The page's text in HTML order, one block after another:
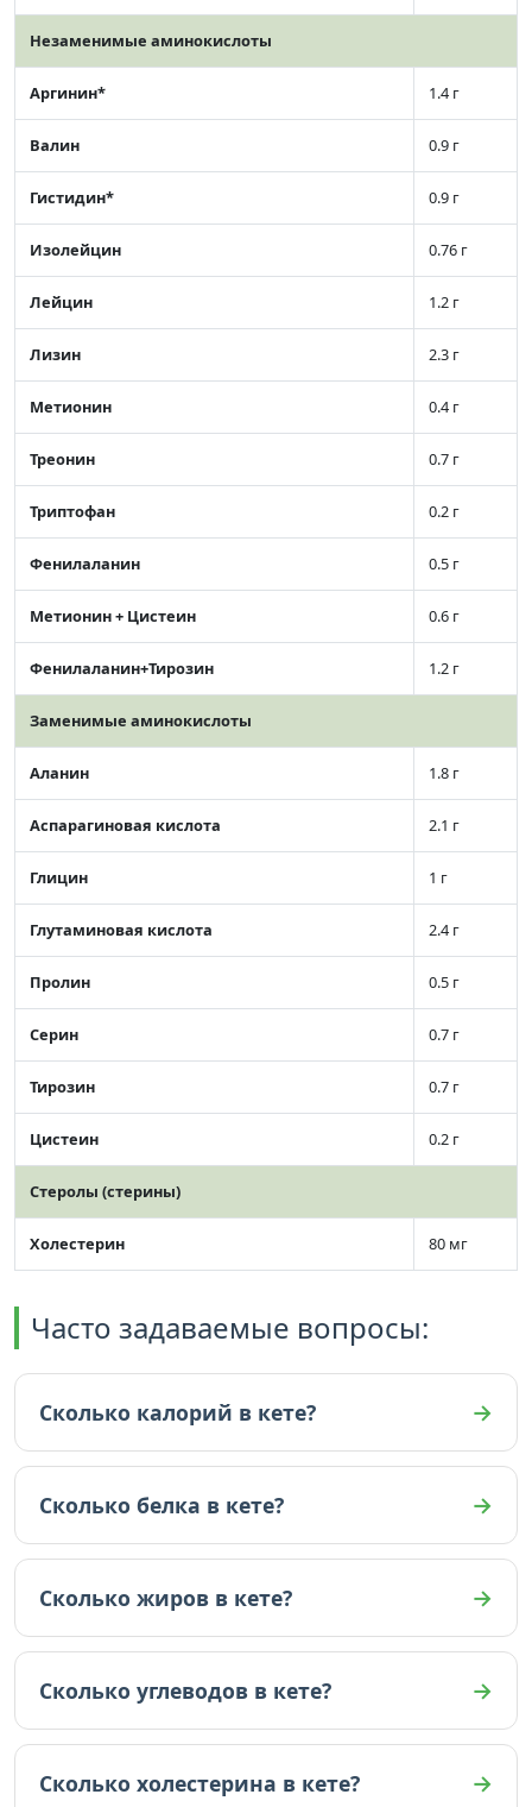
Незаменимые аминокислоты
Аргинин* 1.4 г
Валин 0.9 г
Гистидин* 0.9 г
Изолейцин 0.76 г
Лейцин 1.2 г
Лизин 2.3 г
Метионин 0.4 г
Треонин 0.7 г
Триптофан 0.2 г
Фенилаланин 0.5 г
Метионин + Цистеин 0.6 г
Фенилаланин+Тирозин 1.2 г
Заменимые аминокислоты
Аланин 1.8 г
Аспарагиновая кислота 2.1 г
Глицин 1 г
Глутаминовая кислота 2.4 г
Пролин 0.5 г
Серин 0.7 г
Тирозин 0.7 г
Цистеин 0.2 г
Стеролы (стерины)
Холестерин 80 мг
Часто задаваемые вопросы:
Сколько калорий в кете?
В кете 127 ккал (на 100г).
Сколько белка в кете?
В кете 19 граммов белка (на 100г).
Сколько жиров в кете?
В кете 5.6 граммов жиров (на 100г).
Сколько углеводов в кете?
В кете 0 граммов углеводов (на 100г).
Сколько холестерина в кете?